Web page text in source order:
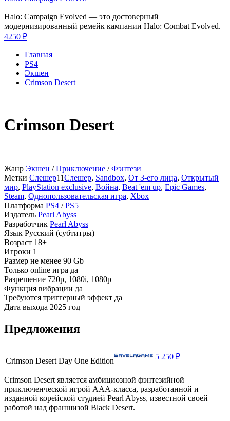
Halo: Campaign Evolved — это достоверный
модернизированный ремейк кампании Halo: Combat Evolved.
4250 ₽
Главная
PS4
Экшен
Crimson Desert
Crimson Desert
Жанр Экшен /Приключение /Фэнтези
Метки Слешер11Слешер, Sandbox, От 3-его лица, Открытый
мир, PlayStation exclusive, Война, Beat 'em up, Epic Games,
Steam, Однопользовательская игра, Xbox
Платформа PS4 /PS5
Издатель Pearl Abyss
Разработчик Pearl Abyss
Язык Русский (субтитры)
Возраст 18+
Игроки 1
Размер не менее 90 Gb
Только online игра да
Разрешение 720p, 1080i, 1080p
Функция вибрации да
Требуются триггерный эффект да
Дата выхода 2025 год
Предложения
Crimson Desert Day One Edition 5 250 ₽
Crimson Desert является амбициозной фэнтезийной
приключенческой игрой AAA-класса, разработанной и
изданной корейской студией Pearl Abyss, известной своей
работой над франшизой Black Desert.